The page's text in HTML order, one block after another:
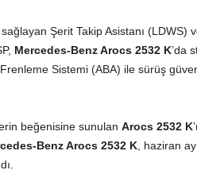
Şerit Takip Asistanı (LDWS)
Mercedes-Benz Arocs 2532 K’da
Sistemi (ABA) ile sürüş
beğenisine sunulan Arocs 2532 K
Benz Arocs 2532 K, haziran